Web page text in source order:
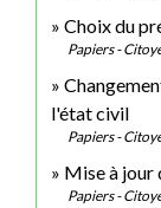
Choix du
Papiers -
l'état civil
Papiers -
Mise à jour
Papiers -